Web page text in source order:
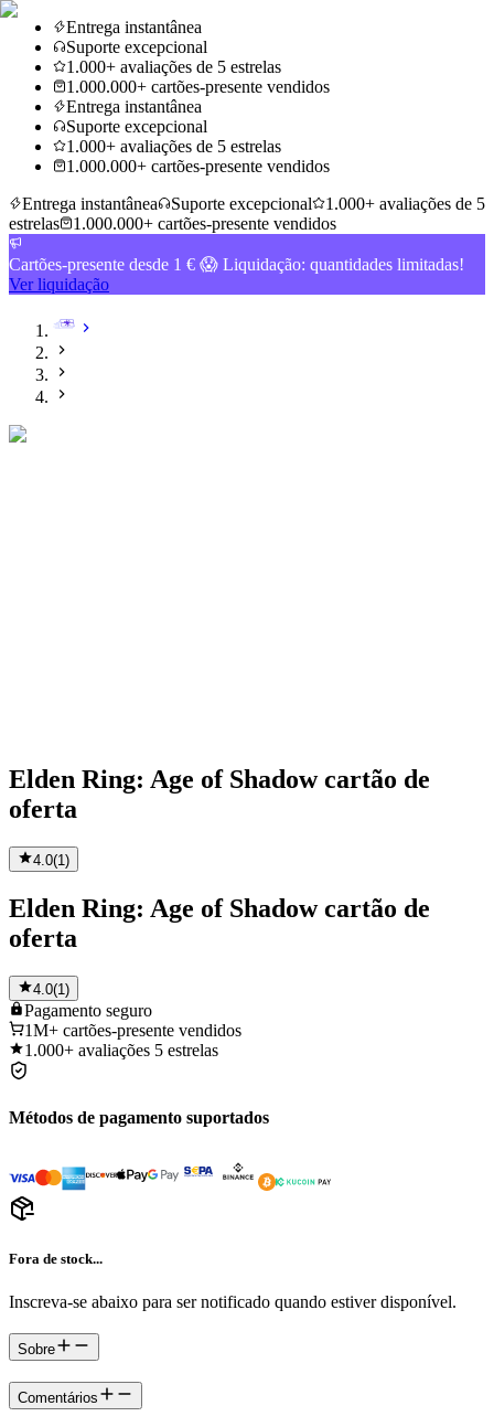
Entrega instantânea
Suporte excepcional
1.000+ avaliações de 5 estrelas
1.000.000+ cartões-presente vendidos
Entrega instantânea
Suporte excepcional
1.000+ avaliações de 5 estrelas
1.000.000+ cartões-presente vendidos
Entrega instantânea
Suporte excepcional
1.000+ avaliações de 5
estrelas
1.000.000+ cartões-presente vendidos
Cartões-presente desde 1 € 😱 Liquidação: quantidades limitadas!
Ver liquidação
Elden Ring: Age of Shadow cartão de
oferta
4.0(1 )
Elden Ring: Age of Shadow cartão de
oferta
4.0(1)
Pagamento seguro
1M+ cartões-presente vendidos
1.000+ avaliações 5 estrelas
Métodos de pagamento suportados
Fora de stock...
Inscreva-se abaixo para ser notificado quando estiver disponível.
Sobre
Comentários